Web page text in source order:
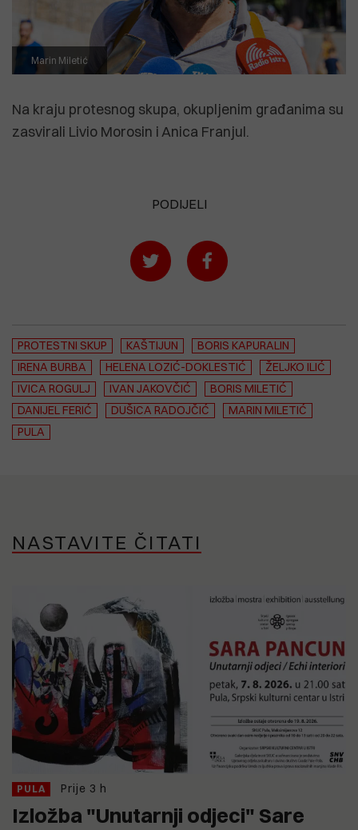
Marin Miletić
Na kraju protesnog skupa, okupljenim građanima su
zasvirali Livio Morosin i Anica Franjul.
PODIJELI
PROTESTNI SKUP KAŠTIJUN
BORIS KAPURALIN
IRENA BURBA
HELENA LOZIĆ-DOKLESTIĆ
ŽELJKO ILIĆ
IVICA ROGULJ
IVAN JAKOVČIĆ
BORIS MILETIĆ
DANIJEL FERIĆ
DUŠICA RADOJČIĆ
MARIN MILETIĆ
PULA
NASTAVITE ČITATI
PULA Prije 3 h
Izložba "Unutarnji odjeci" Sare